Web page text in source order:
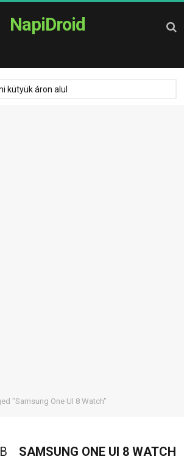
NapiDroid
kütyük áron alul
"Samsung One UI 8 Watch"
SAMSUNG ONE UI 8 WATCH